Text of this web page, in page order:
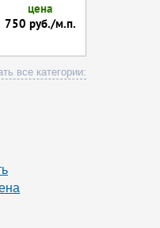
цена
750 руб./м.п.
все категории: